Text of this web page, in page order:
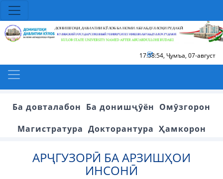
17:58:55, Ҷумъа, 07-август
Ба довталабон Ба донишҷӯён Омӯзгорон
Магистратура Докторантура Ҳамкорон
АРҶГУЗОРӢ БА АРЗИШҲОИ
ИНСОНӢ